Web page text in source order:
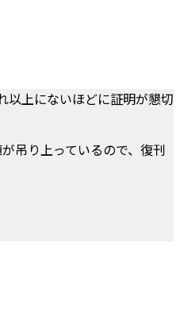
以上にないほどに証明が懇切
吊り上っているので、復刊